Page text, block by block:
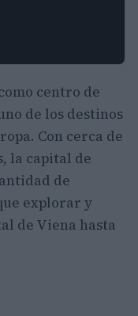
centro de
de los destinos
Con cerca de
la capital de
de
explorar y
de Viena hasta